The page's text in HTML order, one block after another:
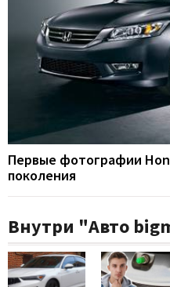
Первые фотографии
поколения
Внутри "Авто